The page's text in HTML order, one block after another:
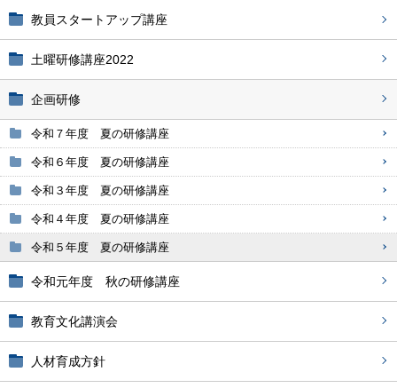
教員スタートアップ講座
土曜研修講座2022
企画研修
令和７年度 夏の研修講座
令和６年度 夏の研修講座
令和３年度 夏の研修講座
令和４年度 夏の研修講座
令和５年度 夏の研修講座
令和元年度 秋の研修講座
教育文化講演会
人材育成方針